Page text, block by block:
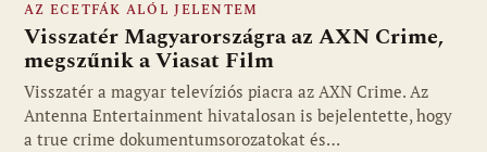
Fotó: media1.hu
AZ ECETFÁK ALÓL JELENTEM
Visszatér Magyarországra az AXN Crime,
megszűnik a Viasat Film
Visszatér a magyar televíziós piacra az AXN Crime. Az
Antenna Entertainment hivatalosan is bejelentette, hogy
a true crime dokumentumsorozatokat és…